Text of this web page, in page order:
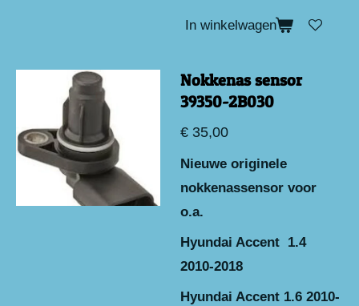
In winkelwagen
Nokkenas sensor
39350-2B030
€ 35,00
Nieuwe originele
nokkenassensor voor
o.a.
Hyundai Accent 1.4
2010-2018
Hyundai Accent 1.6 2010-